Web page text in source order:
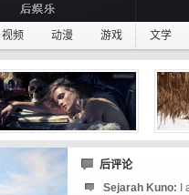
视频 动漫 游戏 文学
后评论
Sejarah Kuno: